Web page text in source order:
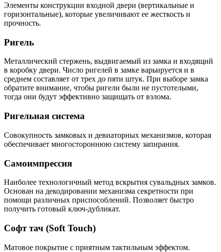
Элементы конструкции входной двери (вертикальные и
горизонтальные), которые увеличивают ее жесткость и
прочность.
Ригель
Металлический стержень, выдвигаемый из замка и входящий
в коробку двери. Число ригелей в замке варьируется и в
среднем составляет от трех до пяти штук. При выборе замка
обратите внимание, чтобы ригели были не пустотелыми,
тогда они будут эффективно защищать от взлома.
Ригельная система
Совокупность замковых и девиаторных механизмов, которая
обеспечивает многостороннюю систему запирания.
Самоимпрессия
Наиболее технологичный метод вскрытия сувальдных замков.
Основан на декодировании механизма секретности при
помощи различных приспособлений. Позволяет быстро
получить готовый ключ-дубликат.
Софт тач (Soft Touch)
Матовое покрытие с приятным тактильным эффектом.